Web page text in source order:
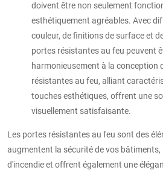
doivent être non seulement
esthétiquement agréables. Avec
couleur, de finitions de surface et
portes résistantes au feu peuvent
harmonieusement à la conception
résistantes au feu, alliant
touches esthétiques, offrent une
visuellement satisfaisante.
Les portes résistantes au feu sont des
augmentent la sécurité de vos bâtiments,
d'incendie et offrent également une